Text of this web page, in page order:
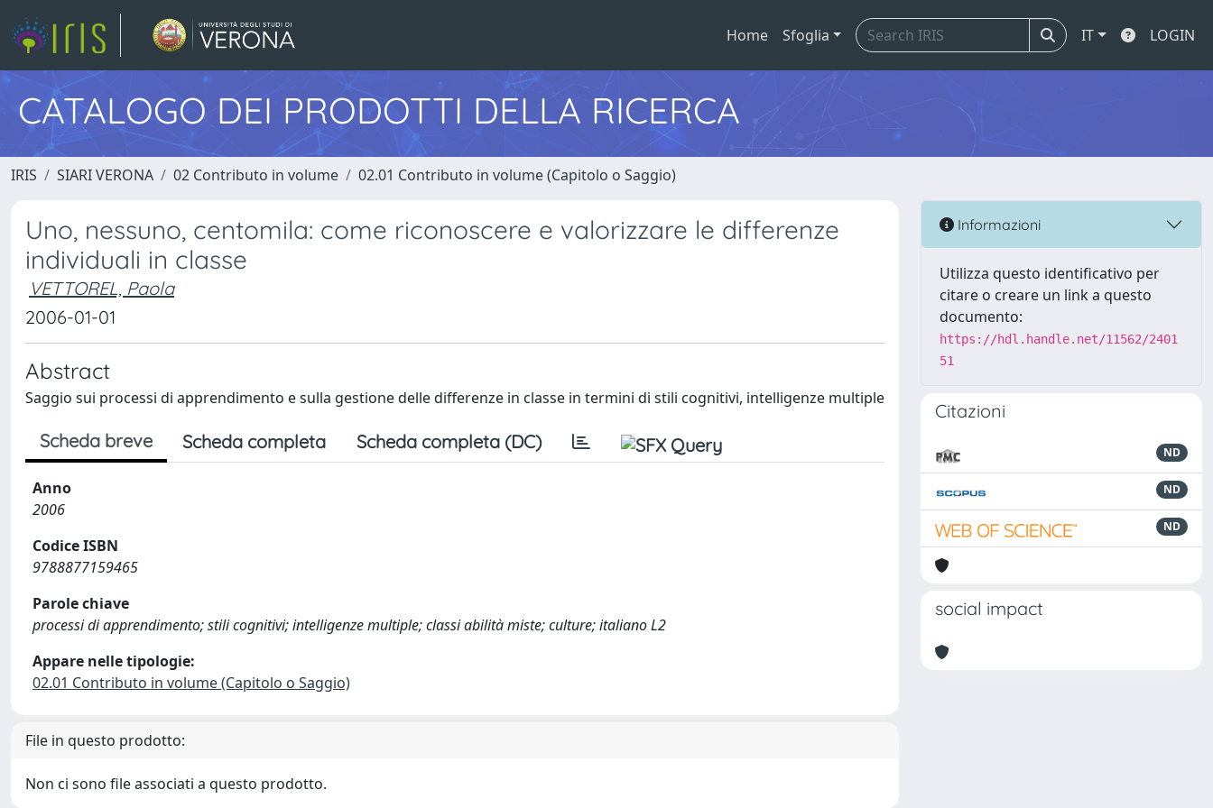
Home Sfoglia IT LOGIN
CATALOGO DEI PRODOTTI DELLA RICERCA
IRIS SIARI VERONA 02 Contributo in volume 02.01 Contributo in volume (Capitolo o Saggio)
Uno, nessuno, centomila: come riconoscere e valorizzare le differenze
individuali in classe
VETTOREL, Paola
2006-01-01
Abstract
Saggio sui processi di apprendimento e sulla gestione delle differenze in classe in termini di stili cognitivi, intelligenze multiple
Scheda breve Scheda completa Scheda completa (DC)
Anno
2006
Codice ISBN
9788877159465
Parole chiave
processi di apprendimento; stili cognitivi; intelligenze multiple; classi abilità miste; culture; italiano L2
Appare nelle tipologie:
02.01 Contributo in volume (Capitolo o Saggio)
File in questo prodotto:
Non ci sono file associati a questo prodotto.
Informazioni
Utilizza questo identificativo per
citare o creare un link a questo
documento:
https://hdl.handle.net/11562/2401
51
Citazioni
ND
ND
ND
social impact